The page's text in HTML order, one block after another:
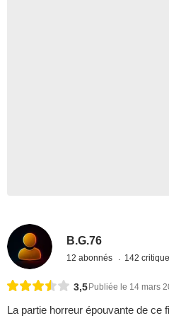
B.G.76
12 abonnés 142
3,5 Publiée le 14 mars
La partie horreur épouvante de ce